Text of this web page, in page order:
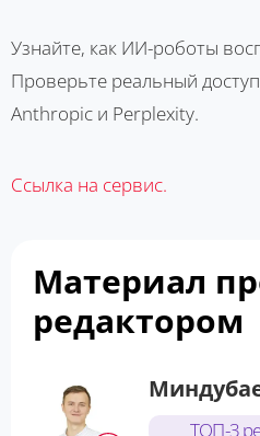
Узнайте, как ИИ-роботы
Проверьте реальный
Anthropic и Perplexity.
Ссылка на сервис.
Материал
редактором
ТОП-3